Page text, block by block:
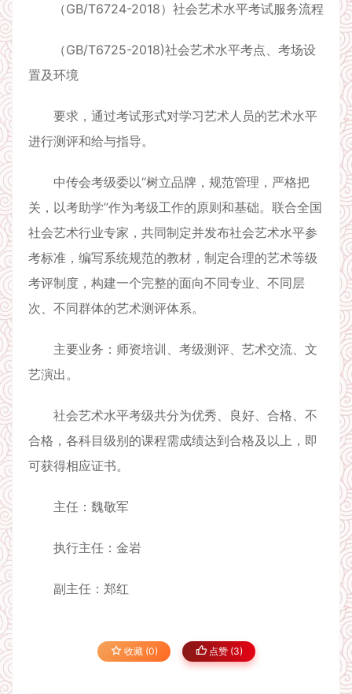
（GB/T6724-2018）社会艺术水平考试服务流程
（GB/T6725-2018)社会艺术水平考点、考场设
置及环境
要求，通过考试形式对学习艺术人员的艺术水平
进行测评和给与指导。
中传会考级委以“树立品牌，规范管理，严格把
关，以考助学”作为考级工作的原则和基础。联合全国
社会艺术行业专家，共同制定并发布社会艺术水平参
考标准，编写系统规范的教材，制定合理的艺术等级
考评制度，构建一个完整的面向不同专业、不同层
次、不同群体的艺术测评体系。
主要业务：师资培训、考级测评、艺术交流、文
艺演出。
社会艺术水平考级共分为优秀、良好、合格、不
合格，各科目级别的课程需成绩达到合格及以上，即
可获得相应证书。
主任：魏敬军
执行主任：金岩
副主任：郑红
收藏 (0) 点赞 (3)